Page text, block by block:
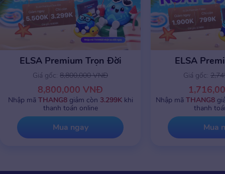
ELSA Premium Trọn Đời
Giá gốc: 8,800,000 VNĐ
8,800,000 VNĐ
Nhập mã THANG8giảm còn 3.299Kkhi
thanh toán online
Mua ngay
ELSA
Giá gốc:
Nhập mã THANG8
thanh
Mua